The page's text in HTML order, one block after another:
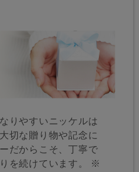
りやすいニッケルは
切な贈り物や記念に
だからこそ、丁寧で
を続けています。 ※